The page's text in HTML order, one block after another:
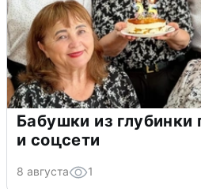
Бабушки из глубинки
и соцсети
8 августа 1